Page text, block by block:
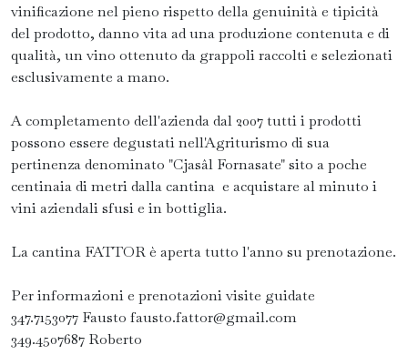
vinificazione nel pieno rispetto della genuinità e tipicità
del prodotto, danno vita ad una produzione contenuta e di
qualità, un vino ottenuto da grappoli raccolti e selezionati
esclusivamente a mano.
A completamento dell'azienda dal 2007 tutti i prodotti
possono essere degustati nell'Agriturismo di sua
pertinenza denominato "Cjasâl Fornasate" sito a poche
centinaia di metri dalla cantina e acquistare al minuto i
vini aziendali sfusi e in bottiglia.
La cantina FATTOR è aperta tutto l'anno su prenotazione.
Per informazioni e prenotazioni visite guidate
347.7153077 Fausto fausto.fattor@gmail.com
349.4507687 Roberto